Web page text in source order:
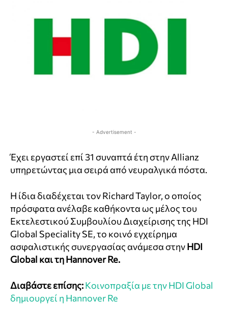
- Advertisement -
Έχει εργαστεί επί 31 συναπτά έτη στην Allianz
υπηρετώντας μια σειρά από νευραλγικά πόστα.
Η ίδια διαδέχεται τον Richard Taylor, ο οποίος
πρόσφατα ανέλαβε καθήκοντα ως μέλος του
Εκτελεστικού Συμβουλίου Διαχείρισης της HDI
Global Speciality SE, το κοινό εγχείρημα
ασφαλιστικής συνεργασίας ανάμεσα στηνHDI
Global και τη Hannover Re.
Διαβάστε επίσης:Kοινοπραξία με την HDI Global
δημιουργεί η Hannover Re